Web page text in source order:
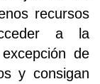
recursos
a la
de
y consigan